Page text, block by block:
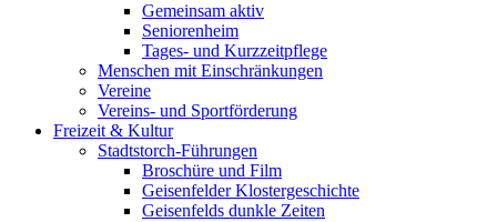
Gemeinsam aktiv
Seniorenheim
Tages- und Kurzzeitpflege
Menschen mit Einschränkungen
Vereine
Vereins- und Sportförderung
Freizeit & Kultur
Stadtstorch-Führungen
Broschüre und Film
Geisenfelder Klostergeschichte
Geisenfelds dunkle Zeiten